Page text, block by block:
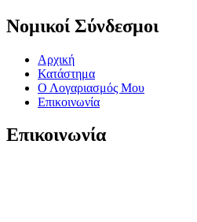
Νομικοί Σύνδεσμοι
Αρχική
Κατάστημα
Ο Λογαριασμός Μου
Επικοινωνία
Επικοινωνία